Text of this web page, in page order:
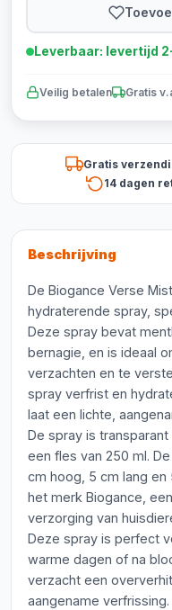
Leverbaar: levertijd
Veilig betalen Gratis
Gratis
14 dagen
Beschrijving
De Biogance Verse
hydraterende spray,
Deze spray bevat
bernagie, en is ideaal
verzachten en te
spray verfrist en
laat een lichte,
De spray is
een fles van 250 ml.
cm hoog, 5 cm lang
het merk Biogance,
verzorging van
Deze spray is perfect
warme dagen of na
verzacht een
aangename